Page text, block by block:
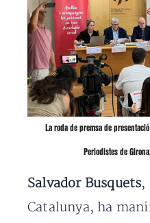
La roda de premsa de
Periodistes de
Salvador Busquets,
Catalunya, ha